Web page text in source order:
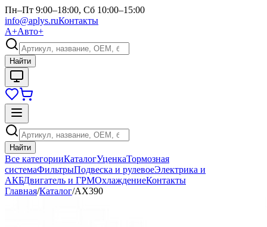
Пн–Пт 9:00–18:00, Сб 10:00–15:00
info@aplys.ruКонтакты
А+Авто+
Найти
Найти
Все категорииКаталогУценкаТормозная
системаФильтрыПодвеска и рулевоеЭлектрика и
АКБДвигатель и ГРМОхлаждениеКонтакты
Главная/Каталог/AX390